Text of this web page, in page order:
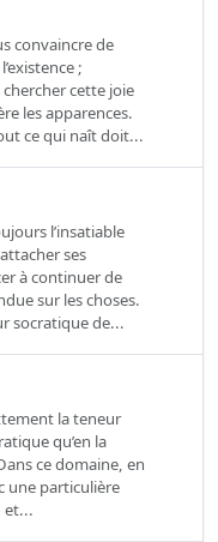
convaincre de
;
cette joie
les apparences.
ce qui naît doit...
l’insatiable
ses
à continuer de
sur les choses.
socratique de...
la teneur
qu’en la
ce domaine, en
une particulière
et...